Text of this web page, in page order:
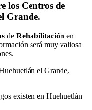
los Centros de
Grande.
de Rehabilitación en
será muy valiosa
el Grande,
existen en Huehuetlán